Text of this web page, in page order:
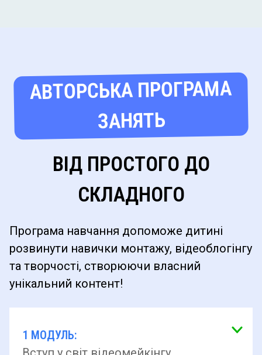
АВТОРСЬКА ПРОГРАМА
ЗАНЯТЬ
ВІД ПРОСТОГО ДО
СКЛАДНОГО
Програма навчання допоможе дитині
розвинути навички монтажу, відеоблогінгу
та творчості, створюючи власний
унікальний контент!
1 МОДУЛЬ: